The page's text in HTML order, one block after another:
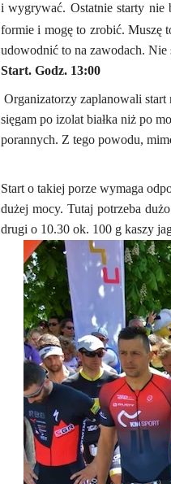
i wygrywać. Ostatnie starty
formie i mogę to zrobić. Muszę
udowodnić to na zawodach. Nie
Start. Godz. 13:00
Organizatorzy zaplanowali start
sięgam po izolat białka niż po
porannych. Z tego powodu,
Start o takiej porze wymaga
dużej mocy. Tutaj potrzeba
drugi o 10.30 ok. 100 g kaszy